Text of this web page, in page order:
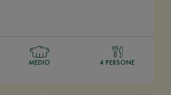
MEDIO 4 PERSONE